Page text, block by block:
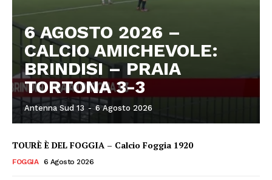
6 AGOSTO 2026 –
CALCIO AMICHEVOLE:
BRINDISI – PRAIA
TORTONA 3-3
Antenna Sud 13 - 6 Agosto 2026
TOURÈ È DEL FOGGIA – Calcio Foggia 1920
FOGGIA 6 Agosto 2026